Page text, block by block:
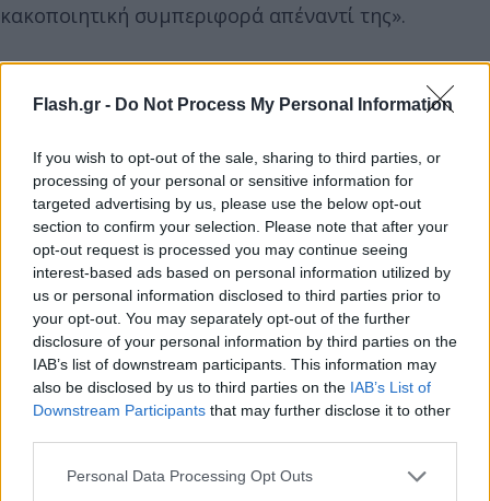
Flash.gr - Do Not Process My Personal Information
If you wish to opt-out of the sale, sharing to third parties, or
processing of your personal or sensitive information for
targeted advertising by us, please use the below opt-out
section to confirm your selection. Please note that after your
opt-out request is processed you may continue seeing
interest-based ads based on personal information utilized by
us or personal information disclosed to third parties prior to
your opt-out. You may separately opt-out of the further
disclosure of your personal information by third parties on the
IAB’s list of downstream participants. This information may
also be disclosed by us to third parties on the IAB’s List of
Downstream Participants that may further disclose it to other
Please note that this website/app uses one or more Google
Personal Data Processing Opt Outs
κακοποιητική συμπεριφορά απέναντί της».